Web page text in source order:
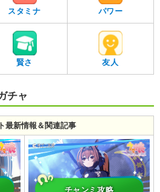
スタミナ パワー
賢さ 友人
チャ
最新情報＆関連記事